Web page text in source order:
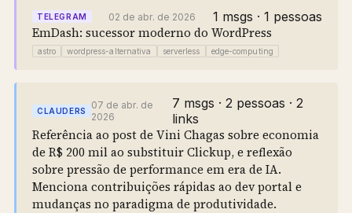
TELEGRAM 02 de abr. de 2026 1 msgs · 1 pessoas
EmDash: sucessor moderno do WordPress
astro wordpress-alternativa serverless edge-computing
CLAUDERS
07 de abr. de
2026
7 msgs · 2 pessoas · 2
links
Referência ao post de Vini Chagas sobre economia
de R$ 200 mil ao substituir Clickup, e reflexão
sobre pressão de performance em era de IA.
Menciona contribuições rápidas ao dev portal e
mudanças no paradigma de produtividade.